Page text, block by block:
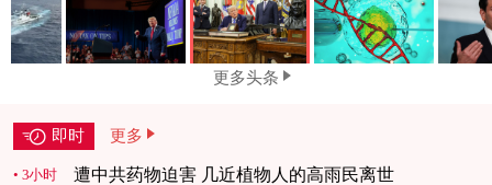
更多头条
即时 更多
3小时 遭中共药物迫害 几近植物人的高雨民离世